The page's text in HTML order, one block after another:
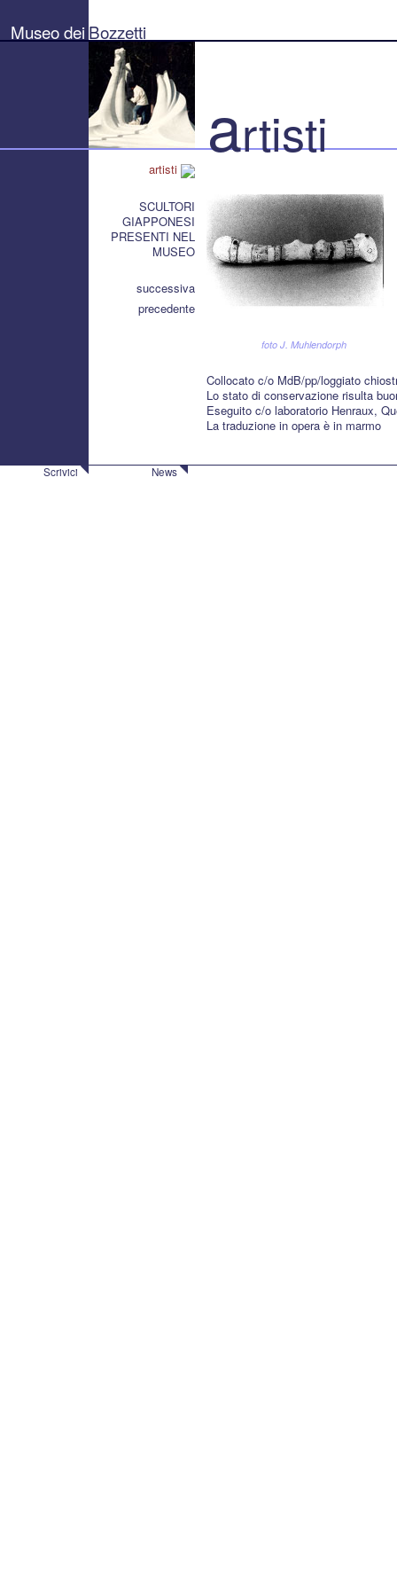
Bozzetti
"Pierluigi
Museo dei Bozzetti
artisti
SCULTORI
GIAPPONESI
PRESENTI NEL
MUSEO
successiva
precedente
artisti
foto J. Muhlendorph
Collocato c/o MdB/pp/loggiato
Lo stato di conservazione risulta
Eseguito c/o laboratorio Henraux,
La traduzione in opera è in marmo
Scrivici News